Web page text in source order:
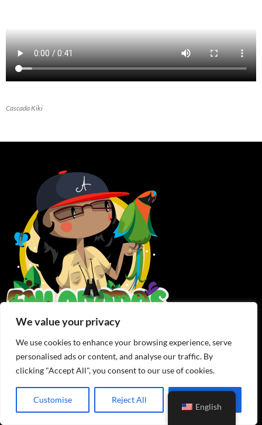
We value your privacy
We use cookies to enhance your browsing experience, serve
personalised ads or content, and analyse our traffic. By
clicking "Accept All", you consent to our use of cookies.
Customise Reject All
Cascada Kiki
Back to the Temple: Monkey Falls, Colón Province
English